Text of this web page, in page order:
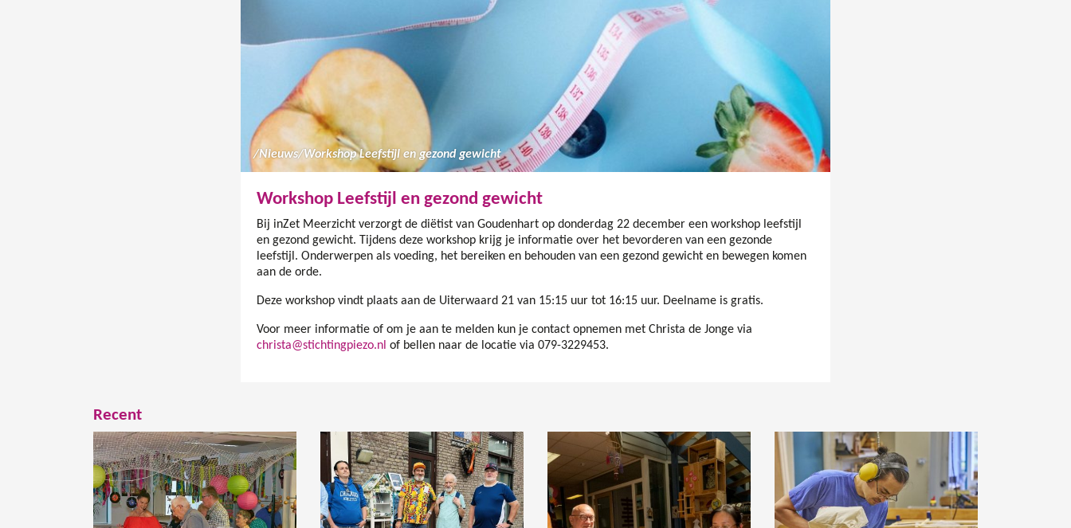
/Nieuws/Workshop Leefstijl en gezond gewicht
Workshop Leefstijl en gezond gewicht
Bij inZet Meerzicht verzorgt de diëtist van Goudenhart op donderdag 22 december een workshop leefstijl
en gezond gewicht. Tijdens deze workshop krijg je informatie over het bevorderen van een gezonde
leefstijl. Onderwerpen als voeding, het bereiken en behouden van een gezond gewicht en bewegen komen
aan de orde.
Deze workshop vindt plaats aan de Uiterwaard 21 van 15:15 uur tot 16:15 uur. Deelname is gratis.
Voor meer informatie of om je aan te melden kun je contact opnemen met Christa de Jonge via
christa@stichtingpiezo.nl of bellen naar de locatie via 079-3229453.
Recent